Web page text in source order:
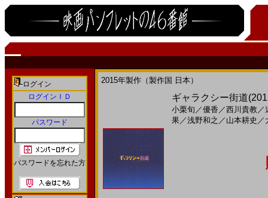
ログイン
ログインＩＤ
パスワード
パスワードを忘れた方
2015年製作（製作国 日本）
ギャラクシー街道
小栗旬 ／優香 ／西川貴教／
果／浅野和之 ／ 山本耕史 ／